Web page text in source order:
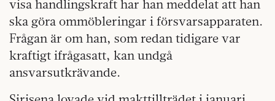
visa handlingskraft har han meddelat att han
ska göra ommöbleringar i försvarsapparaten.
Frågan är om han, som redan tidigare var
kraftigt ifrågasatt, kan undgå
ansvarsutkrävande.